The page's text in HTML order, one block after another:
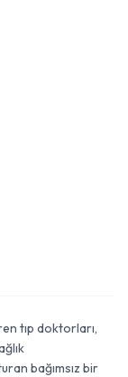
tıp doktorları,
bağımsız bir